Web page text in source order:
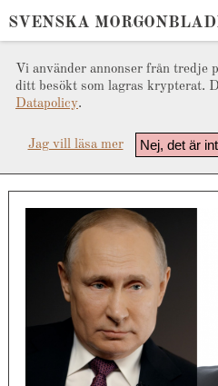
Vi använder annonser från tredje
ditt besökt som lagras krypterat.
Datapolicy.
Nej, det är
Jag vill läsa mer
SVENSKA